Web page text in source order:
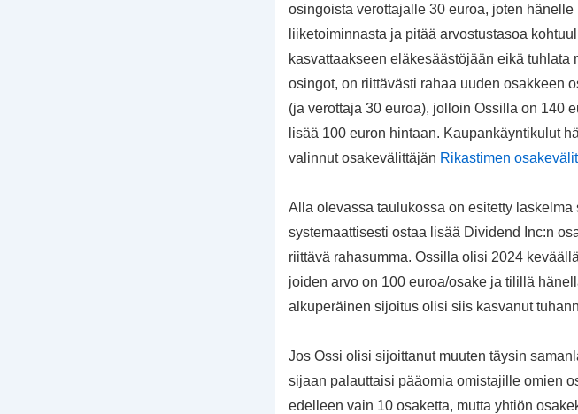
osingoista verottajalle 30 euroa, joten
liiketoiminnasta ja pitää arvostustasoa
kasvattaakseen eläkesäästöjään eikä
osingot, on riittävästi rahaa uuden osakkeen
(ja verottaja 30 euroa), jolloin Ossilla on 140
lisää 100 euron hintaan. Kaupankäyntikulut
valinnut osakevälittäjän Rikastimen
Alla olevassa taulukossa on esitetty
systemaattisesti ostaa lisää Dividend Inc:n
riittävä rahasumma. Ossilla olisi 2024
joiden arvo on 100 euroa/osake ja tilillä
alkuperäinen sijoitus olisi siis kasvanut
Jos Ossi olisi sijoittanut muuten täysin
sijaan palauttaisi pääomia omistajille omien
edelleen vain 10 osaketta, mutta yhtiön